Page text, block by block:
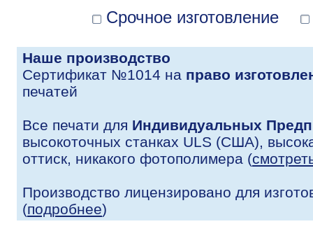
Срочное изготовление
Наше производство
Сертификат №1014 на право
печатей
Все печати для Индивидуальных
высокоточных станках ULS (США),
оттиск, никакого фотополимера (
Производство лицензировано для
(подробнее)